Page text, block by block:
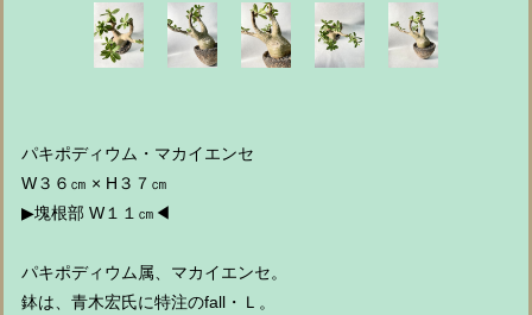
パキポディウム・マカイエンセ
W３６㎝ × H３７㎝
▶︎塊根部 W１１㎝◀︎
パキポディウム属、マカイエンセ。
鉢は、青木宏氏に特注のfall・Ｌ。